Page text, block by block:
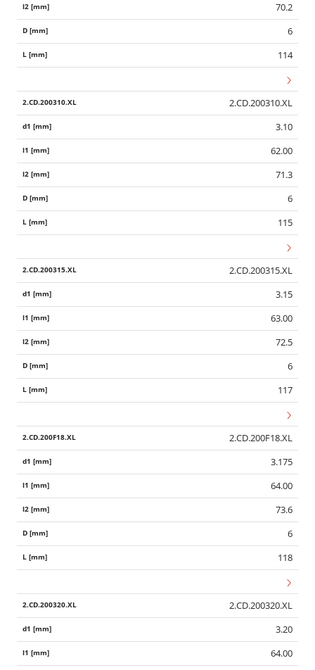
70.2
6
114
2.CD.200310.XL
3.10
62.00
71.3
6
115
2.CD.200315.XL
3.15
63.00
72.5
6
117
2.CD.200F18.XL
3.175
64.00
73.6
6
118
2.CD.200320.XL
3.20
64.00